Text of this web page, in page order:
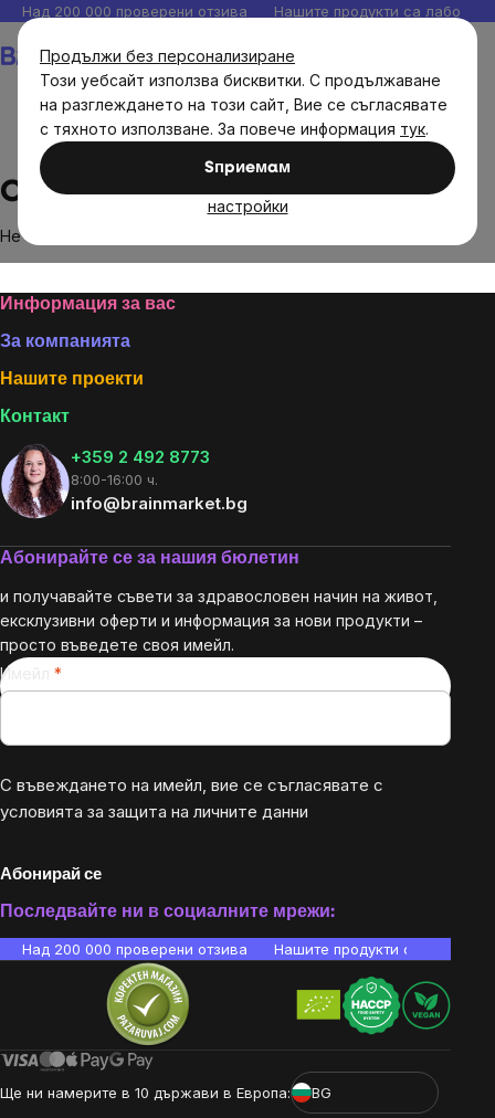
Продължи без персонализиране
Този уебсайт използва бисквитки. С продължаване
на разглеждането на този сайт, Вие се съгласявате
с тяхното използване. За повече информация тук.
Sпpиeмaм
настройки
Прескочи
към
съдържанието
Над 200 000 проверени отзива Нашите продукти са
Curanatura
Curanatura
Не са намерени стоки на марката
Footer
Информация за вас
За компанията
Нашите проекти
Контакт
+359 2 492 8773
8:00-16:00 ч.
info@brainmarket.bg
Абонирайте се за нашия бюлетин
и получавайте съвети за здравословен начин на живот,
ексклузивни оферти и информация за нови продукти –
просто въведете своя имейл.
Имейл
С въвеждането на имейл, вие се съгласявате с
условията за защита на личните данни
Абонирай се
Последвайте ни в социалните мрежи:
Над 200 000 проверени отзива Нашите продукти са
Ще ни намерите в 10 държави в Европа:
BG